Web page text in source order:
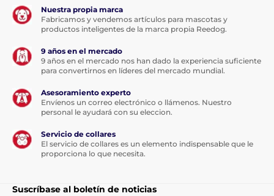
Nuestra propia marca
Fabricamos y vendemos artículos para mascotas y
productos inteligentes de la marca propia Reedog.
9 años en el mercado
9 años en el mercado nos han dado la experiencia suficiente
para convertirnos en líderes del mercado mundial.
Asesoramiento experto
Envíenos un correo electrónico o llámenos. Nuestro
personal le ayudará con su eleccion.
Servicio de collares
El servicio de collares es un elemento indispensable que le
proporciona lo que necesita.
Suscríbase al boletín de noticias